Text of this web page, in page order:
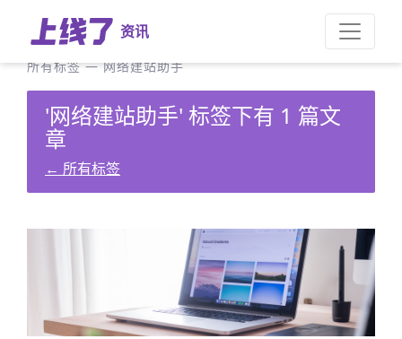
资讯
所有标签—网络建站助手
'网络建站助手' 标签下有 1 篇文
章
← 所有标签